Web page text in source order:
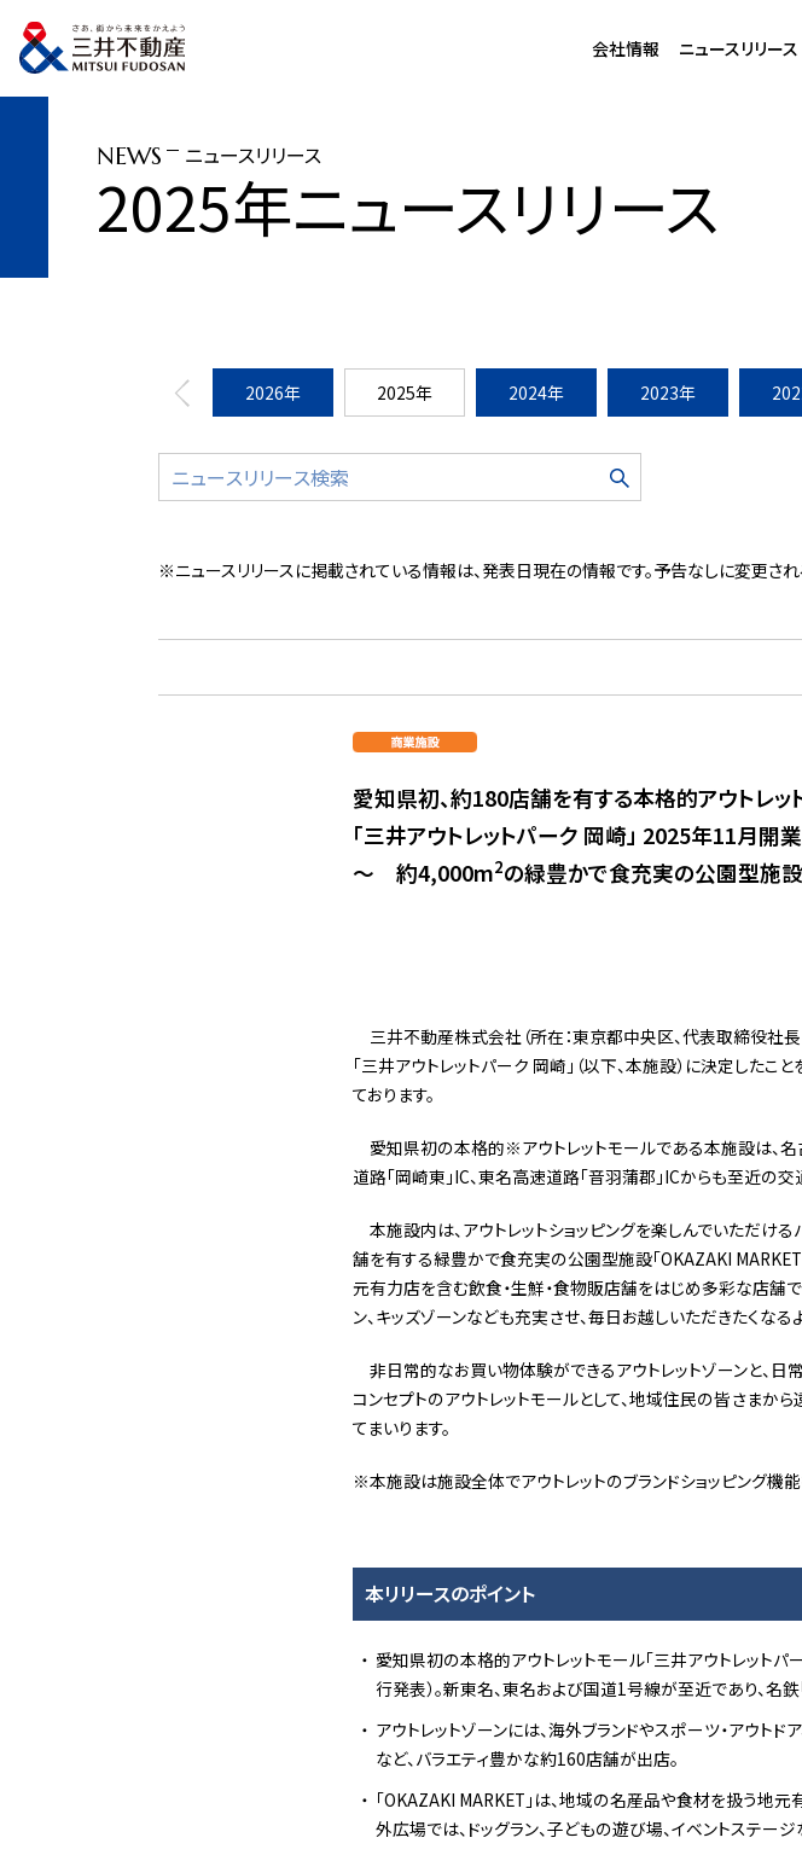
会社情報 ニュースリリース
トップページ ニュースリリース
NEWS ニュースリリース
2025年ニュースリリース
2026年 2025年 2024年 2023年
※ニュースリリースに掲載されている情報は、発表日現在の情報です。予告なしに変更され
愛知県初、約180店舗を有する本格的アウトレッ
「三井アウトレットパーク 岡崎」 2025年11月開業
～ 約4,000m2の緑豊かで食充実の公園型施
三井不動産株式会社（所在：東京都中央区、代表取締役社
「三井アウトレットパーク 岡崎」（以下、本施設）に決定した
ております。
愛知県初の本格的※アウトレットモールである本施設は、
道路「岡崎東」IC、東名高速道路「音羽蒲郡」ICからも至近の
本施設内は、アウトレットショッピングを楽しんでいただけ
舗を有する緑豊かで食充実の公園型施設「OKAZAKI MARKET
元有力店を含む飲食・生鮮・食物販店舗をはじめ多彩な店舗
ン、キッズゾーンなども充実させ、毎日お越しいただきたくなる
非日常的なお買い物体験ができるアウトレットゾーンと、日
コンセプトのアウトレットモールとして、地域住民の皆さま
てまいります。
※本施設は施設全体でアウトレットのブランドショッピング機
本リリースのポイント
愛知県初の本格的アウトレットモール「三井アウトレット
行発表）。新東名、東名および国道1号線が至近であり、名
アウトレットゾーンには、海外ブランドやスポーツ・アウト
など、バラエティ豊かな約160店舗が出店。
「OKAZAKI MARKET」は、地域の名産品や食材を扱う地
外広場では、ドッグラン、子どもの遊び場、イベントステー